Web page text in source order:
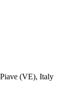
(VE), Italy